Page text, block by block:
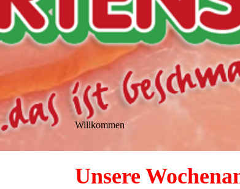
Willkommen
Unsere